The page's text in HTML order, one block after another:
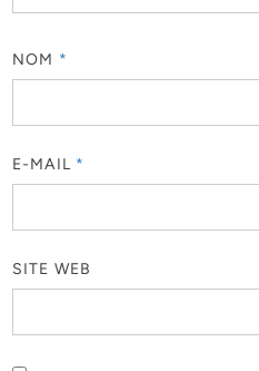
NOM *
E-MAIL *
SITE WEB